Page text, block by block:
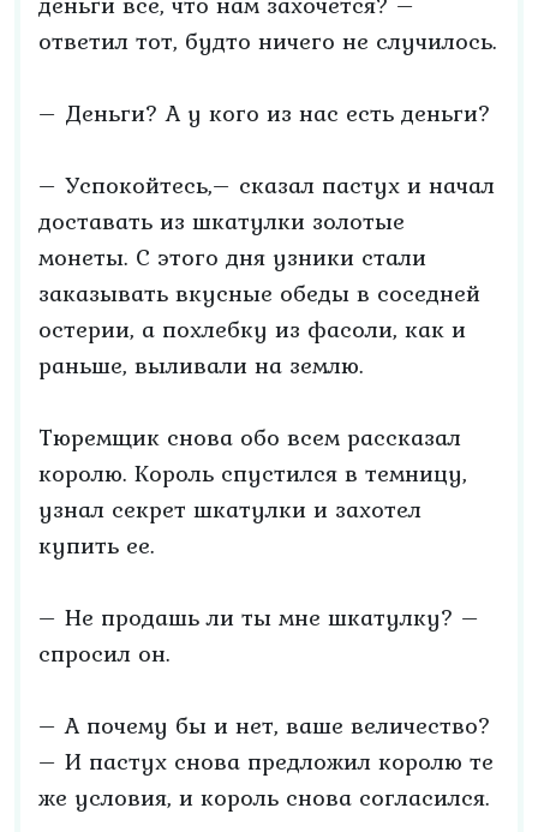
ответил тот, будто ничего не случилось.
– Деньги? А у кого из нас есть деньги?
– Успокойтесь,– сказал пастух и начал
доставать из шкатулки золотые
монеты. С этого дня узники стали
заказывать вкусные обеды в соседней
остерии, а похлебку из фасоли, как и
раньше, выливали на землю.
Тюремщик снова обо всем рассказал
королю. Король спустился в темницу,
узнал секрет шкатулки и захотел
купить ее.
– Не продашь ли ты мне шкатулку? –
спросил он.
– А почему бы и нет, ваше величество?
– И пастух снова предложил королю те
же условия, и король снова согласился.